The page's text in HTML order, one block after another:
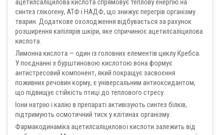
ацетилсаліцилова кислота спрямовує теплову енергію на
синтез глікогену, АТФ і НАДФ, що знижує перегрів організму
тварин. Додаткове охолодження відбувається за рахунок
розширення капілярів шкіри, яке спричинює ацетилсаліцилова
кислота.
Лимонна кислота — один із головних елементів циклу Кребса.
У поєднанні з бурштиновою кислотою вона формує
антистресовий компонент, який покращує засвоєння
поживних речовин корму, є універсальним антиоксидантом,
що підвищує стійкість птиці до теплового стресу.
Іони натрію і калію в препараті активізують синтез білків,
підтримують осмотичний тиск у клітинах організму.
Фармакодинаміка ацетилсаліцилової кислоти залежить від